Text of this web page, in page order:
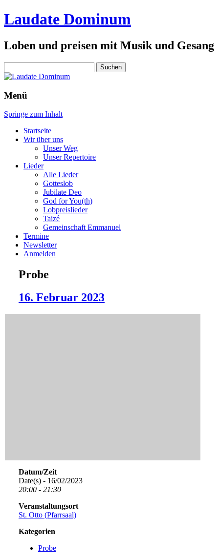
Laudate Dominum
Loben und preisen mit Musik und Gesang
nach:
Menü
Springe zum Inhalt
Startseite
Wir über uns
Unser Weg
Unser Repertoire
Lieder
Alle Lieder
Gotteslob
Jubilate Deo
God for You(th)
Lobpreislieder
Taizé
Gemeinschaft Emmanuel
Termine
Newsletter
Anmelden
Probe
16. Februar 2023
Datum/Zeit
Date(s) - 16/02/2023
20:00 - 21:30
Veranstaltungsort
St. Otto (Pfarrsaal)
Kategorien
Probe